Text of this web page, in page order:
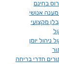
בחינם
מענה אנושי
מקצועי
ניהול יומן
חדרי בריחה